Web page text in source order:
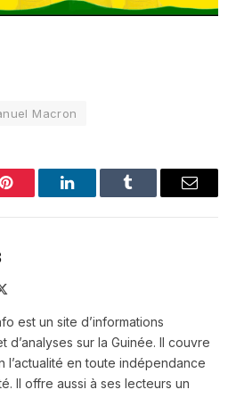
Macron
Pinterest LinkedInTumblr Email
est un site d’informations
d’analyses sur la Guinée. Il couvre
l’actualité en toute indépendance
Il offre aussi à ses lecteurs un